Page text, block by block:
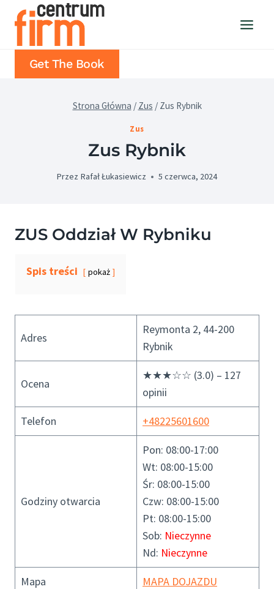
Przejdź
Get The Book
Strona Główna / Zus / Zus Rybnik
Zus
Zus Rybnik
Przez Rafał Łukasiewicz 5 czerwca, 2024
ZUS Oddział W Rybniku
Spis treści pokaż
Adres
Reymonta 2, 44-200
Rybnik
Ocena
★★★☆☆ (3.0) – 127
opinii
Telefon +48225601600
Godziny otwarcia
Pon: 08:00-17:00
Wt: 08:00-15:00
Śr: 08:00-15:00
Czw: 08:00-15:00
Pt: 08:00-15:00
Sob: Nieczynne
Nd: Nieczynne
Mapa MAPA DOJAZDU